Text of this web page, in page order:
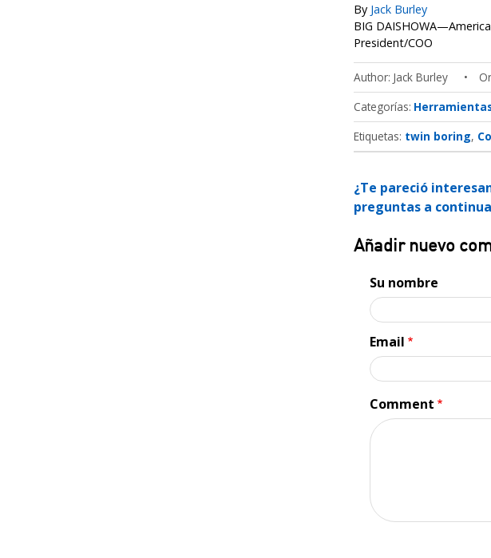
By Jack Burley
BIG
President/COO
Author Jack Burley
Categorías
Etiquetas: twin boring
¿Te pareció
preguntas a
Añadir nuevo
Su nombre
Email
Comment